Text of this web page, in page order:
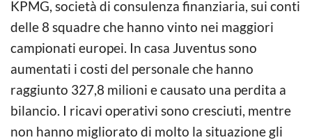
KPMG, società di consulenza finanziaria, sui conti
delle 8 squadre che hanno vinto nei maggiori
campionati europei. In casa Juventus sono
aumentati i costi del personale che hanno
raggiunto 327,8 milioni e causato una perdita a
bilancio. I ricavi operativi sono cresciuti, mentre
non hanno migliorato di molto la situazione gli